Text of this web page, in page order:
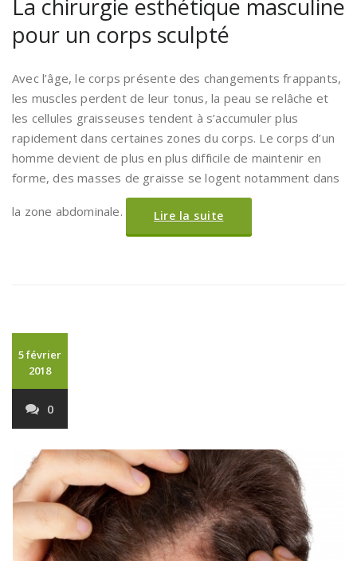
La chirurgie esthétique masculine
pour un corps sculpté
Avec l’âge, le corps présente des changements frappants,
les muscles perdent de leur tonus, la peau se relâche et
les cellules graisseuses tendent à s’accumuler plus
rapidement dans certaines zones du corps. Le corps d’un
homme devient de plus en plus difficile de maintenir en
forme, des masses de graisse se logent notamment dans
la zone abdominale. Lire la suite
5 février
2018
0